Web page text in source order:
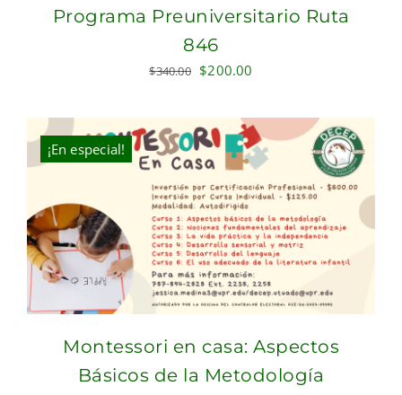
Programa Preuniversitario Ruta
846
$340.00 Original
was:
$340.00.
$200.00
is:
$200.00.
¡En especial!
Montessori en casa: Aspectos
Básicos de la Metodología